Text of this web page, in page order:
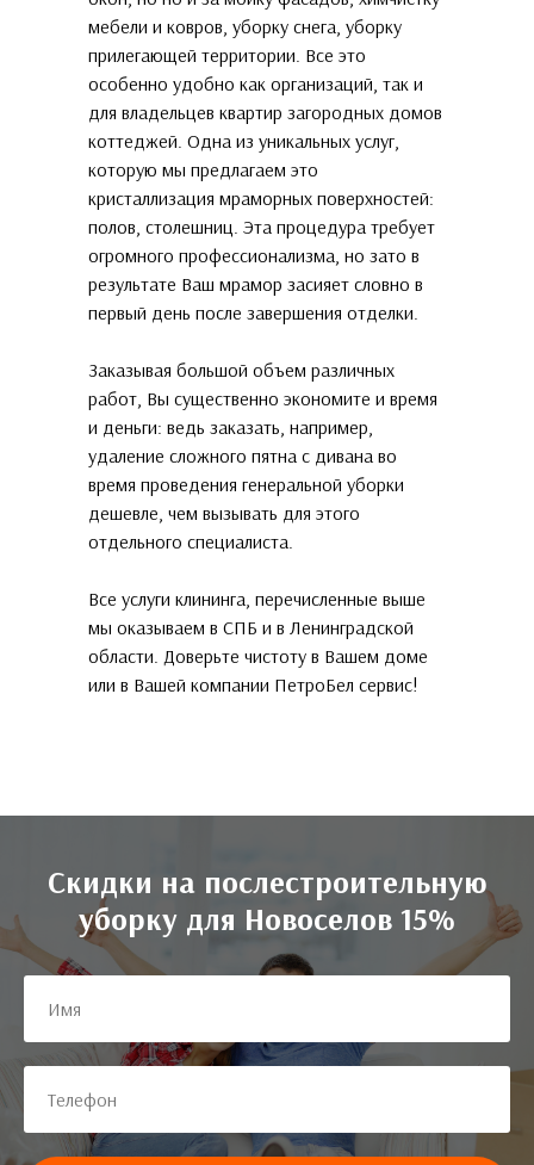
мебели и ковров, уборку снега, уборку
прилегающей территории. Все это
особенно удобно как организаций, так и
для владельцев квартир загородных домов
коттеджей. Одна из уникальных услуг,
которую мы предлагаем это
кристаллизация мраморных поверхностей:
полов, столешниц. Эта процедура требует
огромного профессионализма, но зато в
результате Ваш мрамор засияет словно в
первый день после завершения отделки.
Заказывая большой объем различных
работ, Вы существенно экономите и время
и деньги: ведь заказать, например,
удаление сложного пятна с дивана во
время проведения генеральной уборки
дешевле, чем вызывать для этого
отдельного специалиста.
Все услуги клининга, перечисленные выше
мы оказываем в СПБ и в Ленинградской
области. Доверьте чистоту в Вашем доме
или в Вашей компании ПетроБел сервис!
Скидки на послестроительную
уборку для Новоселов 15%